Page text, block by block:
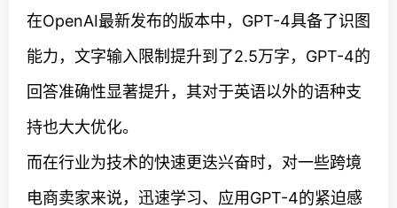
在OpenAI最新发布的版本中，GPT-4具备了识图
能力，文字输入限制提升到了2.5万字，GPT-4的
回答准确性显著提升，其对于英语以外的语种支
持也大大优化。
而在行业为技术的快速更迭兴奋时，对一些跨境
电商卖家来说，迅速学习、应用GPT-4的紧迫感